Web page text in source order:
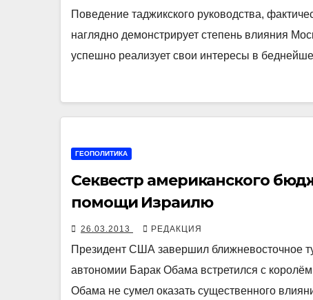
Поведение таджикского руководства,
наглядно демонстрирует степень влияния
успешно реализует свои интересы в
ГЕОПОЛИТИКА
Секвестр американского
помощи Израилю
26.03.2013 РЕДАКЦИЯ
Президент США завершил ближневосточное
автономии Барак Обама встретился с
Обама не сумел оказать существенного